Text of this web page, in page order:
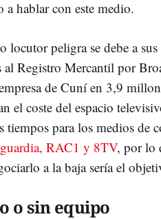
hablar con este medio.
locutor peligra se debe a
al Registro Mercantil por
de Cuní en 3,9
el coste del espacio
para los medios de
RAC1 y 8TV, por lo
a la baja sería el
o sin equipo